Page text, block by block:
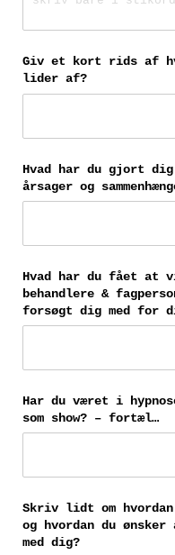
Giv et kort rids af
lider af?
Hvad har du gjort
årsager og
Hvad har du fået at
behandlere &
forsøgt dig med for
Har du været i
som show? – fortæl…
Skriv lidt om
og hvordan du
med dig?